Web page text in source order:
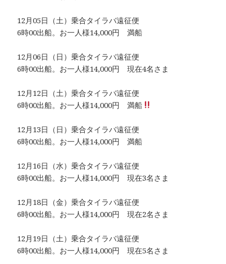
12月05日（土）乗合タイラバ遠征便
6時00出船。お一人様14,000円 満船
12月06日（日）乗合タイラバ遠征便
6時00出船。お一人様14,000円 現在4名さま
12月12日（土）乗合タイラバ遠征便
6時00出船。お一人様14,000円 満船
12月13日（日）乗合タイラバ遠征便
6時00出船。お一人様14,000円 満船
12月16日（水）乗合タイラバ遠征便
6時00出船。お一人様14,000円 現在3名さま
12月18日（金）乗合タイラバ遠征便
6時00出船。お一人様14,000円 現在2名さま
12月19日（土）乗合タイラバ遠征便
6時00出船。お一人様14,000円 現在5名さま